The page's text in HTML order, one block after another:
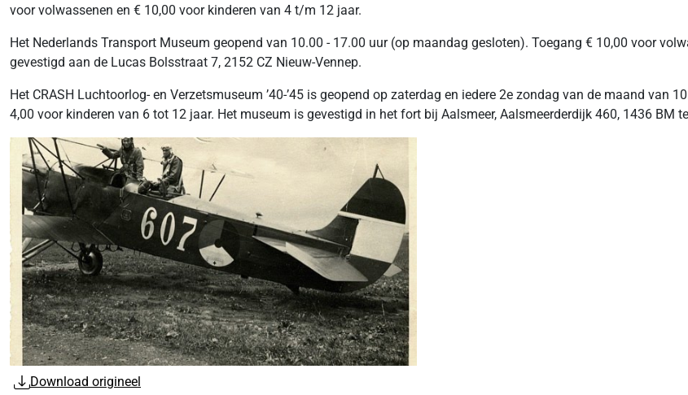
voor volwassenen en € 10,00 voor kinderen van 4 t/m 12 jaar.
Het Nederlands Transport Museum geopend van 10.00 - 17.00 uur (op maandag gesloten). Toegang € 10,00 voor
gevestigd aan de Lucas Bolsstraat 7, 2152 CZ Nieuw-Vennep.
Het CRASH Luchtoorlog- en Verzetsmuseum ’40-’45 is geopend op zaterdag en iedere 2e zondag van de maand van
4,00 voor kinderen van 6 tot 12 jaar. Het museum is gevestigd in het fort bij Aalsmeer, Aalsmeerderdijk 460, 1436 BM
Download origineel